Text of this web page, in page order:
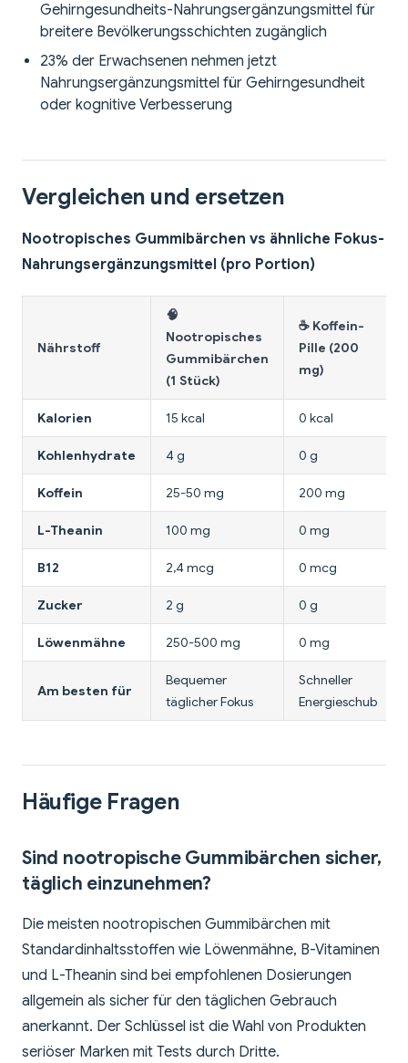
Gehirngesundheits-Nahrungsergänzungsmittel für
breitere Bevölkerungsschichten zugänglich
23% der Erwachsenen nehmen jetzt
Nahrungsergänzungsmittel für Gehirngesundheit
oder kognitive Verbesserung
Vergleichen und ersetzen
Nootropisches Gummibärchen vs ähnliche Fokus-
Nahrungsergänzungsmittel (pro Portion)
Nährstoff
🧠
Nootropisches
Gummibärchen
(1 Stück)
☕ Koffein-
Pille (200
mg)
Kalorien 15 kcal 0 kcal
Kohlenhydrate 4 g 0 g
Koffein 25-50 mg 200 mg
L-Theanin 100 mg 0 mg
B12 2,4 mcg 0 mcg
Zucker 2 g 0 g
Löwenmähne 250-500 mg 0 mg
Am besten für
Bequemer
täglicher Fokus
Schneller
Energieschub
Häufige Fragen
Sind nootropische Gummibärchen sicher,
täglich einzunehmen?
Die meisten nootropischen Gummibärchen mit
Standardinhaltsstoffen wie Löwenmähne, B-Vitaminen
und L-Theanin sind bei empfohlenen Dosierungen
allgemein als sicher für den täglichen Gebrauch
anerkannt. Der Schlüssel ist die Wahl von Produkten
seriöser Marken mit Tests durch Dritte.